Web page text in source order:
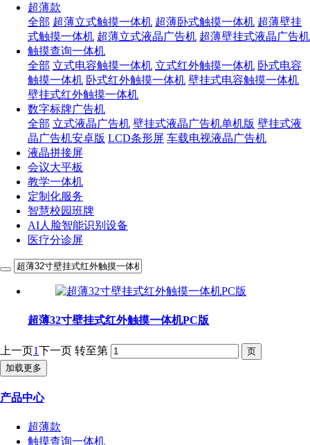
超薄款
全部 超薄立式触摸一体机 超薄卧式触摸一体机 超薄壁挂
式触摸一体机 超薄立式液晶广告机 超薄壁挂式液晶广告机
触摸查询一体机
全部 立式电容触摸一体机 立式红外触摸一体机 卧式电容
触摸一体机 卧式红外触摸一体机 壁挂式电容触摸一体机
壁挂式红外触摸一体机
数字标牌广告机
全部 立式液晶广告机 壁挂式液晶广告机单机版 壁挂式液
晶广告机安卓版 LCD条形屏 车载电视液晶广告机
液晶拼接屏
会议大平板
教学一体机
定制化服务
智慧校园班牌
AI人脸智能识别设备
医疗分诊屏
超薄32寸壁挂式红外触摸一体机PC版
上一页1下一页 转至第
加载更多
产品中心
超薄款
触摸查询一体机